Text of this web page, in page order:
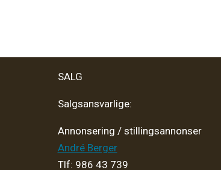
SALG
Salgsansvarlige:
Annonsering / stillingsannonser
André Berger
Tlf: 986 43 739